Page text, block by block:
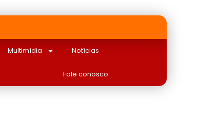
Multimídia Notícias
Fale conosco